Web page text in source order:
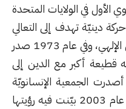
الأول في الولايات المتحدة
دينيّة تهدف إلى التعالي
وتجاوز الأديان السابقة ذات الأصل الإلهي، وفي عام 1973 صدر
قطيعة أكبر مع الدين إلى
الجمعية الإنسانويّة
الأمريكية البيان الإنسانوي الثالث عام 2003 بيّنت فيه رؤيتها